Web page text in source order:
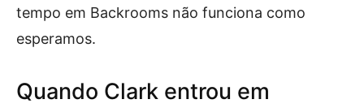
tempo em Backrooms não funciona como
esperamos.
Quando Clark entrou em